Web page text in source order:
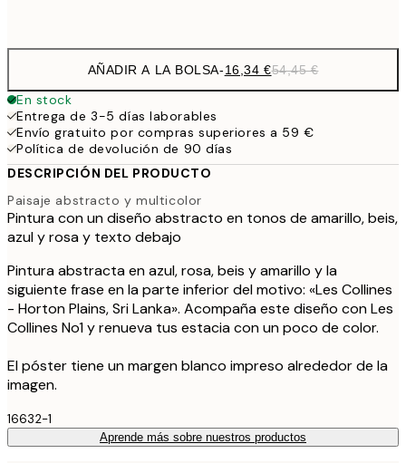
AÑADIR A LA BOLSA-16,34 €54,45 €
En stock
Entrega de 3-5 días laborables
Envío gratuito por compras superiores a 59 €
Política de devolución de 90 días
DESCRIPCIÓN DEL PRODUCTO
Paisaje abstracto y multicolor
Pintura con un diseño abstracto en tonos de amarillo, beis,
azul y rosa y texto debajo
Pintura abstracta en azul, rosa, beis y amarillo y la
siguiente frase en la parte inferior del motivo: «Les Collines
- Horton Plains, Sri Lanka». Acompaña este diseño con Les
Collines No1 y renueva tus estacia con un poco de color.
El póster tiene un margen blanco impreso alrededor de la
imagen.
16632-1
Aprende más sobre nuestros productos